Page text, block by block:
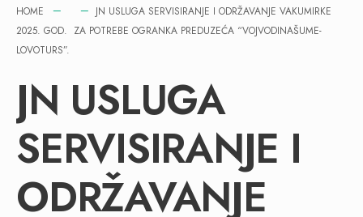
HOME
JN USLUGA SERVISIRANJE I ODRŽAVANJE VAKUMIRKE
2025. GOD. ZA POTREBE OGRANKA PREDUZEĆA “VOJVODINAŠUME-
LOVOTURS”.
JN USLUGA
SERVISIRANJE I
ODRŽAVANJE